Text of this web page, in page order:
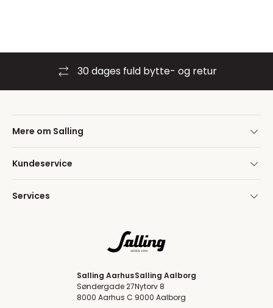
30 dages fuld bytte- og retur
Mere om Salling
Kundeservice
Services
Salling Aarhus
Søndergade 27
8000 Aarhus C
Salling Aalborg
Nytorv 8
9000 Aalborg